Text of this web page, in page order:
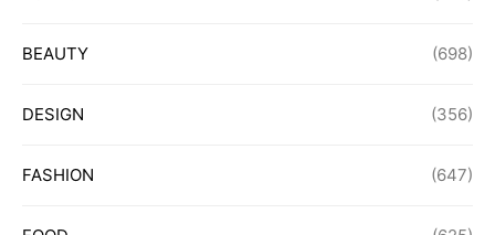
BEAUTY (698)
DESIGN (356)
FASHION (647)